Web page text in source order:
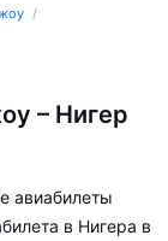
– Нигер
авиабилеты
в Нигера в